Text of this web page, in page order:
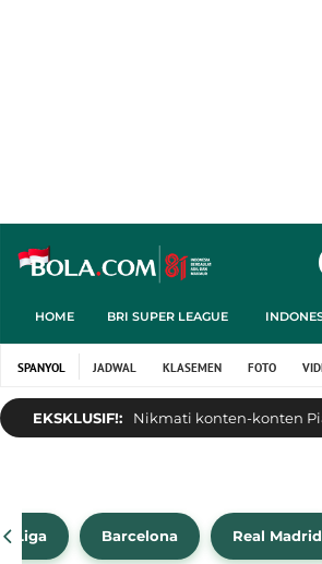
HOME BRI SUPER LEAGUE
SPANYOL JADWAL KLASEMEN FOTO
EKSKLUSIF!: Nikmati konten-konten
La Liga Barcelona Real Madrid